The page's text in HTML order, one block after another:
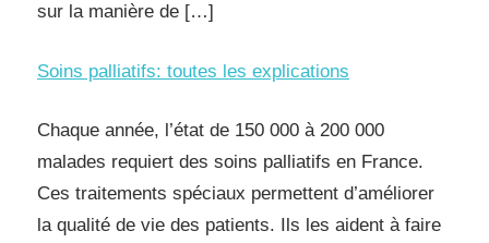
sur la manière de […]
Soins palliatifs: toutes les explications
Chaque année, l’état de 150 000 à 200 000
malades requiert des soins palliatifs en France.
Ces traitements spéciaux permettent d’améliorer
la qualité de vie des patients. Ils les aident à faire